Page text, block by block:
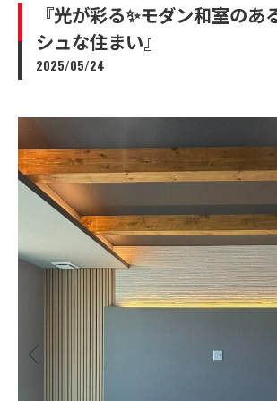
『光が彩る✨モダン和室のあ
シュな住まい』
2025/05/24